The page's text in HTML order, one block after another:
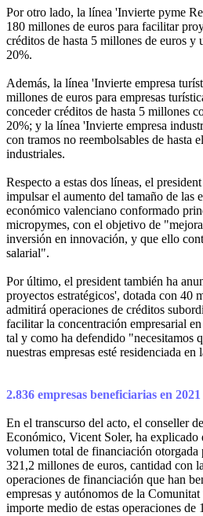
Por otro lado, la línea 'Invierte pyme
180 millones de euros para facilitar
créditos de hasta 5 millones de euros y
20%.
Además, la línea 'Invierte empresa
millones de euros para empresas
conceder créditos de hasta 5 millones
20%; y la línea 'Invierte empresa
con tramos no reembolsables de hasta
industriales.
Respecto a estas dos líneas, el
impulsar el aumento del tamaño de las
económico valenciano conformado
micropymes, con el objetivo de
inversión en innovación, y que ello
salarial".
Por último, el president también ha
proyectos estratégicos', dotada con 40
admitirá operaciones de créditos
facilitar la concentración empresarial
tal y como ha defendido "necesitamos
nuestras empresas esté residenciada
2.836 empresas beneficiarias en 2021
En el transcurso del acto, el conseller
Económico, Vicent Soler, ha explicado
volumen total de financiación otorgada
321,2 millones de euros, cantidad con
operaciones de financiación que han
empresas y autónomos de la
importe medio de estas operaciones de